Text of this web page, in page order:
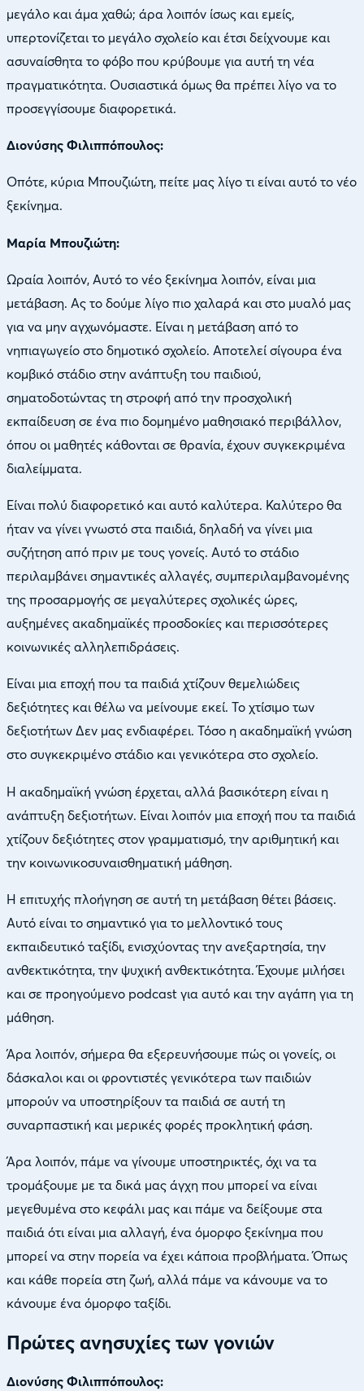
μεγάλο και άμα χαθώ; άρα λοιπόν ίσως και εμείς,
υπερτονίζεται το μεγάλο σχολείο και έτσι δείχνουμε και
ασυναίσθητα το φόβο που κρύβουμε για αυτή τη νέα
πραγματικότητα. Ουσιαστικά όμως θα πρέπει λίγο να το
προσεγγίσουμε διαφορετικά.
Διονύσης Φιλιππόπουλος:
Οπότε, κύρια Μπουζιώτη, πείτε μας λίγο τι είναι αυτό το νέο
ξεκίνημα.
Μαρία Μπουζιώτη:
Ωραία λοιπόν, Αυτό το νέο ξεκίνημα λοιπόν, είναι μια
μετάβαση. Ας το δούμε λίγο πιο χαλαρά και στο μυαλό μας
για να μην αγχωνόμαστε. Είναι η μετάβαση από το
νηπιαγωγείο στο δημοτικό σχολείο. Αποτελεί σίγουρα ένα
κομβικό στάδιο στην ανάπτυξη του παιδιού,
σηματοδοτώντας τη στροφή από την προσχολική
εκπαίδευση σε ένα πιο δομημένο μαθησιακό περιβάλλον,
όπου οι μαθητές κάθονται σε θρανία, έχουν συγκεκριμένα
διαλείμματα.
Είναι πολύ διαφορετικό και αυτό καλύτερα. Καλύτερο θα
ήταν να γίνει γνωστό στα παιδιά, δηλαδή να γίνει μια
συζήτηση από πριν με τους γονείς. Αυτό το στάδιο
περιλαμβάνει σημαντικές αλλαγές, συμπεριλαμβανομένης
της προσαρμογής σε μεγαλύτερες σχολικές ώρες,
αυξημένες ακαδημαϊκές προσδοκίες και περισσότερες
κοινωνικές αλληλεπιδράσεις.
Είναι μια εποχή που τα παιδιά χτίζουν θεμελιώδεις
δεξιότητες και θέλω να μείνουμε εκεί. Το χτίσιμο των
δεξιοτήτων Δεν μας ενδιαφέρει. Τόσο η ακαδημαϊκή γνώση
στο συγκεκριμένο στάδιο και γενικότερα στο σχολείο.
Η ακαδημαϊκή γνώση έρχεται, αλλά βασικότερη είναι η
ανάπτυξη δεξιοτήτων. Είναι λοιπόν μια εποχή που τα παιδιά
χτίζουν δεξιότητες στον γραμματισμό, την αριθμητική και
την κοινωνικοσυναισθηματική μάθηση.
Η επιτυχής πλοήγηση σε αυτή τη μετάβαση θέτει βάσεις.
Αυτό είναι το σημαντικό για το μελλοντικό τους
εκπαιδευτικό ταξίδι, ενισχύοντας την ανεξαρτησία, την
ανθεκτικότητα, την ψυχική ανθεκτικότητα. Έχουμε μιλήσει
και σε προηγούμενο podcast για αυτό και την αγάπη για τη
μάθηση.
Άρα λοιπόν, σήμερα θα εξερευνήσουμε πώς οι γονείς, οι
δάσκαλοι και οι φροντιστές γενικότερα των παιδιών
μπορούν να υποστηρίξουν τα παιδιά σε αυτή τη
συναρπαστική και μερικές φορές προκλητική φάση.
Άρα λοιπόν, πάμε να γίνουμε υποστηρικτές, όχι να τα
τρομάξουμε με τα δικά μας άγχη που μπορεί να είναι
μεγεθυμένα στο κεφάλι μας και πάμε να δείξουμε στα
παιδιά ότι είναι μια αλλαγή, ένα όμορφο ξεκίνημα που
μπορεί να στην πορεία να έχει κάποια προβλήματα. Όπως
και κάθε πορεία στη ζωή, αλλά πάμε να κάνουμε να το
κάνουμε ένα όμορφο ταξίδι.
Πρώτες ανησυχίες των γονιών
Διονύσης Φιλιππόπουλος: